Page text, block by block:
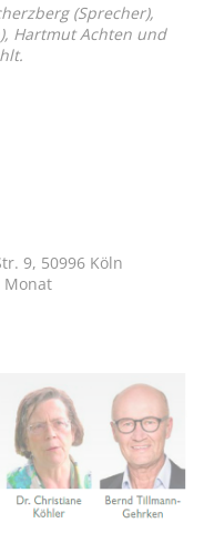
(Sprecher),
Hartmut Achten und
9, 50996 Köln
Monat